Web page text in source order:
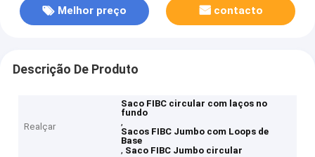
Melhor preço contacto
Descrição De Produto
Realçar
Saco FIBC circular com laços no
fundo
,
Sacos FIBC Jumbo com Loops de
Base
, Saco FIBC Jumbo circular